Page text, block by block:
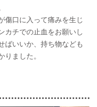
傷口に入って痛みを生じ
カチでの止血をお願いし
ばいいか、持ち物なども
りました。